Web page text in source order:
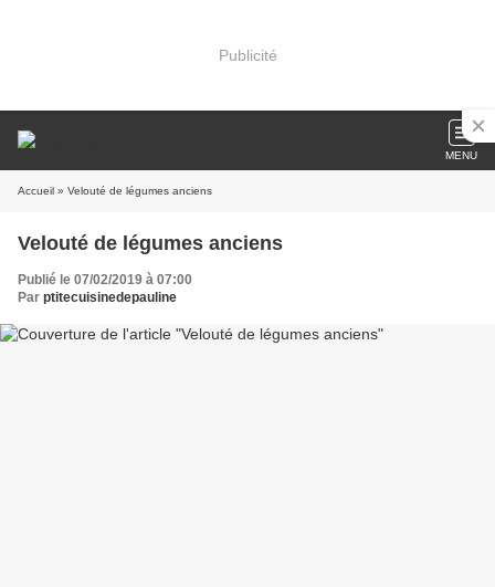
Publicité
MENU
Accueil » Velouté de légumes anciens
Velouté de légumes anciens
Publié le 07/02/2019 à 07:00
Par ptitecuisinedepauline